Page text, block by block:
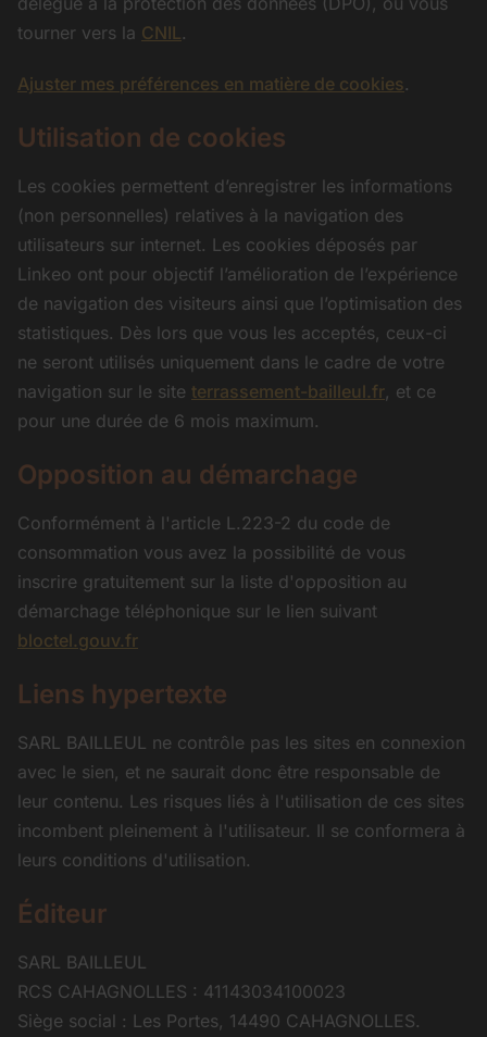
tourner vers la CNIL .
Ajuster mes préférences en matière de cookies.
Utilisation de cookies
Les cookies permettent d’enregistrer les informations
(non personnelles) relatives à la navigation des
utilisateurs sur internet. Les cookies déposés par
Linkeo ont pour objectif l’amélioration de l’expérience
de navigation des visiteurs ainsi que l’optimisation des
statistiques. Dès lors que vous les acceptés, ceux-ci
ne seront utilisés uniquement dans le cadre de votre
navigation sur le site terrassement-bailleul.fr, et ce
pour une durée de 6 mois maximum.
Opposition au démarchage
Conformément à l'article L.223-2 du code de
consommation vous avez la possibilité de vous
inscrire gratuitement sur la liste d'opposition au
démarchage téléphonique sur le lien suivant
bloctel.gouv.fr
Liens hypertexte
SARL BAILLEUL ne contrôle pas les sites en connexion
avec le sien, et ne saurait donc être responsable de
leur contenu. Les risques liés à l'utilisation de ces sites
incombent pleinement à l'utilisateur. Il se conformera à
leurs conditions d'utilisation.
Éditeur
SARL BAILLEUL
RCS CAHAGNOLLES : 41143034100023
Siège social : Les Portes, 14490 CAHAGNOLLES.